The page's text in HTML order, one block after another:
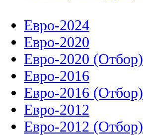
Евро-2024
Евро-2020
Евро-2020 (Отбор)
Евро-2016
Евро-2016 (Отбор)
Евро-2012
Евро-2012 (Отбор)